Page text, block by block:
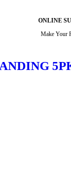
ONLINE
Make Your